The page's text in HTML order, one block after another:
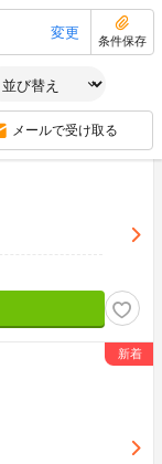
変更
条件保存
メールで受け取る